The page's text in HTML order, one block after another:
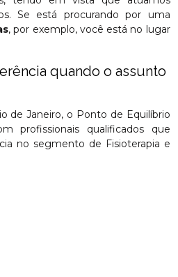
Se está procurando por uma
, por exemplo, você está no lugar
quando o assunto
de Janeiro, o Ponto de Equilíbrio
profissionais qualificados que
no segmento de Fisioterapia e